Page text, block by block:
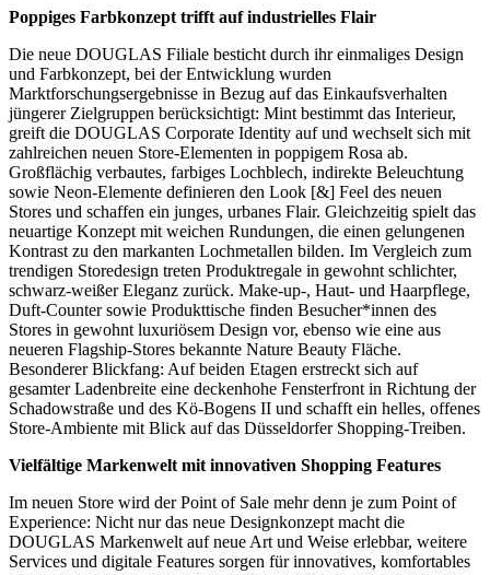
Poppiges Farbkonzept trifft auf industrielles Flair
Die neue DOUGLAS Filiale besticht durch ihr einmaliges Design
und Farbkonzept, bei der Entwicklung wurden
Marktforschungsergebnisse in Bezug auf das Einkaufsverhalten
jüngerer Zielgruppen berücksichtigt: Mint bestimmt das Interieur,
greift die DOUGLAS Corporate Identity auf und wechselt sich mit
zahlreichen neuen Store-Elementen in poppigem Rosa ab.
Großflächig verbautes, farbiges Lochblech, indirekte Beleuchtung
sowie Neon-Elemente definieren den Look [&] Feel des neuen
Stores und schaffen ein junges, urbanes Flair. Gleichzeitig spielt das
neuartige Konzept mit weichen Rundungen, die einen gelungenen
Kontrast zu den markanten Lochmetallen bilden. Im Vergleich zum
trendigen Storedesign treten Produktregale in gewohnt schlichter,
schwarz-weißer Eleganz zurück. Make-up-, Haut- und Haarpflege,
Duft-Counter sowie Produkttische finden Besucher*innen des
Stores in gewohnt luxuriösem Design vor, ebenso wie eine aus
neueren Flagship-Stores bekannte Nature Beauty Fläche.
Besonderer Blickfang: Auf beiden Etagen erstreckt sich auf
gesamter Ladenbreite eine deckenhohe Fensterfront in Richtung der
Schadowstraße und des Kö-Bogens II und schafft ein helles, offenes
Store-Ambiente mit Blick auf das Düsseldorfer Shopping-Treiben.
Vielfältige Markenwelt mit innovativen Shopping Features
Im neuen Store wird der Point of Sale mehr denn je zum Point of
Experience: Nicht nur das neue Designkonzept macht die
DOUGLAS Markenwelt auf neue Art und Weise erlebbar, weitere
Services und digitale Features sorgen für innovatives, komfortables